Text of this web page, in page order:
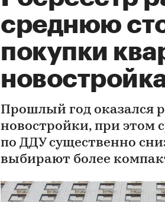
среднюю
покупки
Прошлый год оказался
новостройки, при этом
по ДДУ существенно
выбирают более